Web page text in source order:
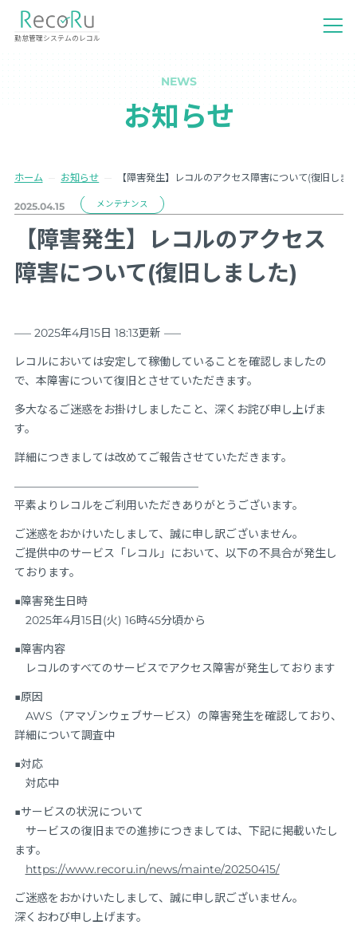
勤怠管理システムのレコル
NEWS
お知らせ
ホーム お知らせ 【障害発生】レコルのアクセス障害について(復旧しま
2025.04.15 メンテナンス
【障害発生】レコルのアクセス
障害について(復旧しました)
—– 2025年4月15日 18:13更新 —–
レコルにおいては安定して稼働していることを確認しましたの
で、本障害について復旧とさせていただきます。
多大なるご迷惑をお掛けしましたこと、深くお詫び申し上げま
す。
詳細につきましては改めてご報告させていただきます。
————————————————–
平素よりレコルをご利用いただきありがとうございます。
ご迷惑をおかけいたしまして、誠に申し訳ございません。
ご提供中のサービス「レコル」において、以下の不具合が発生し
ております。
■障害発生日時
2025年4月15日(火) 16時45分頃から
■障害内容
レコルのすべてのサービスでアクセス障害が発生しております
■原因
AWS（アマゾンウェブサービス）の障害発生を確認しており、
詳細について調査中
■対応
対応中
■サービスの状況について
サービスの復旧までの進捗につきましては、下記に掲載いたし
ます。
https://www.recoru.in/news/mainte/20250415/
ご迷惑をおかけいたしまして、誠に申し訳ございません。
深くおわび申し上げます。